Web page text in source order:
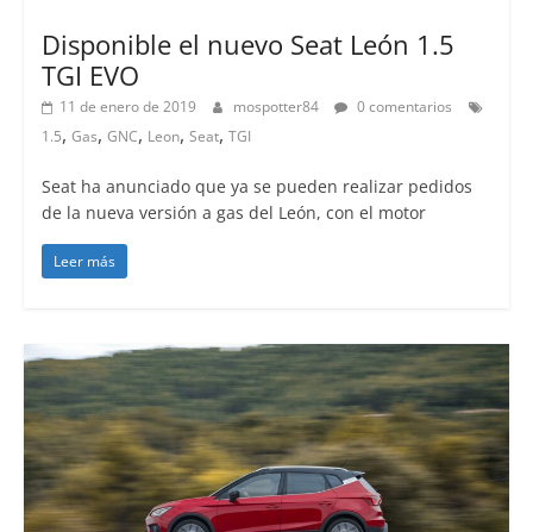
Disponible el nuevo Seat León 1.5
TGI EVO
11 de enero de 2019 mospotter84
0 comentarios
1.5, Gas, GNC, Leon, Seat, TGI
Seat ha anunciado que ya se pueden realizar pedidos
de la nueva versión a gas del León, con el motor
Leer más